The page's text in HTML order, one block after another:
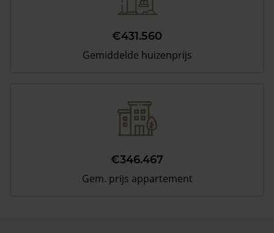
€431.560
Gemiddelde huizenprijs
€346.467
Gem. prijs appartement